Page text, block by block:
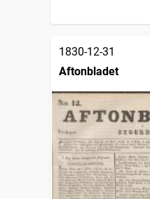
1830-12-31
Aftonbladet